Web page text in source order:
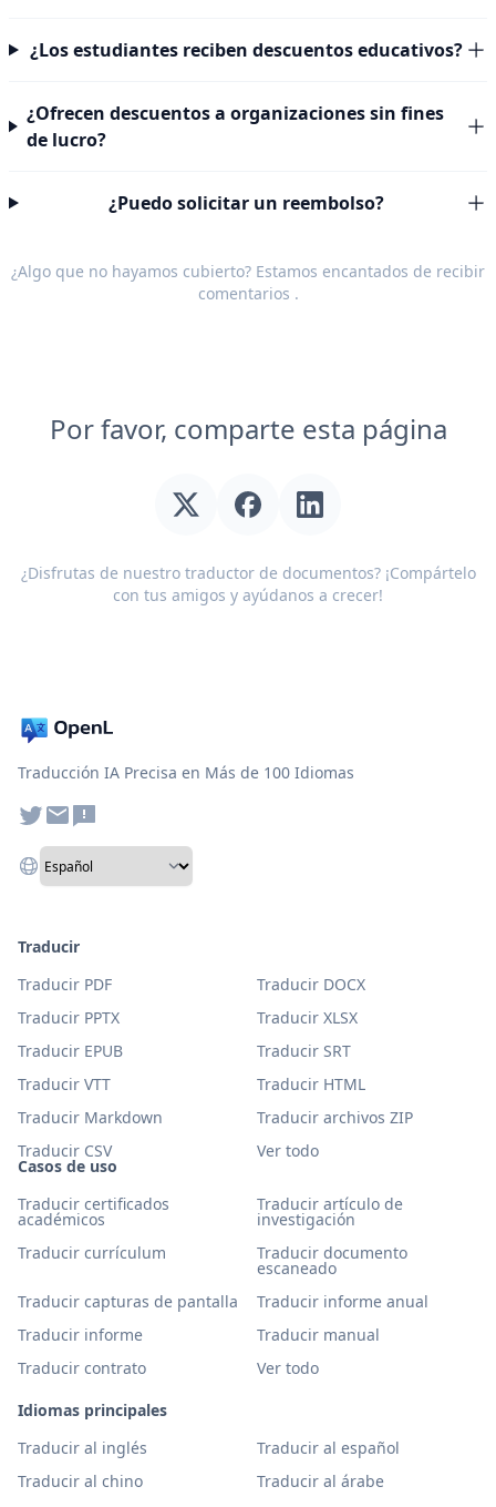
¿Los estudiantes reciben descuentos educativos?
¿Ofrecen descuentos a organizaciones sin fines
de lucro?
¿Puedo solicitar un reembolso?
¿Algo que no hayamos cubierto? Estamos encantados de recibir
comentarios .
Por favor, comparte esta página
¿Disfrutas de nuestro traductor de documentos? ¡Compártelo
con tus amigos y ayúdanos a crecer!
Traducción IA Precisa en Más de 100 Idiomas
Casos de uso
Traducir certificados
académicos
Traducir artículo de
investigación
Traducir currículum
Traducir documento
escaneado
Traducir capturas de pantalla
Traducir informe anual
Traducir informe
Traducir manual
Traducir contrato
Ver todo
Idiomas principales
Traducir al inglés
Traducir al español
Traducir al chino
Traducir al árabe
Traducir
Traducir PDF
Traducir DOCX
Traducir PPTX
Traducir XLSX
Traducir EPUB
Traducir SRT
Traducir VTT
Traducir HTML
Traducir Markdown
Traducir archivos ZIP
Traducir CSV
Ver todo